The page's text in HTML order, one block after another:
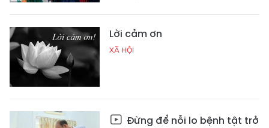
Lời cảm ơn
XÃ HỘI
Đừng để nỗi lo bệnh tật trở